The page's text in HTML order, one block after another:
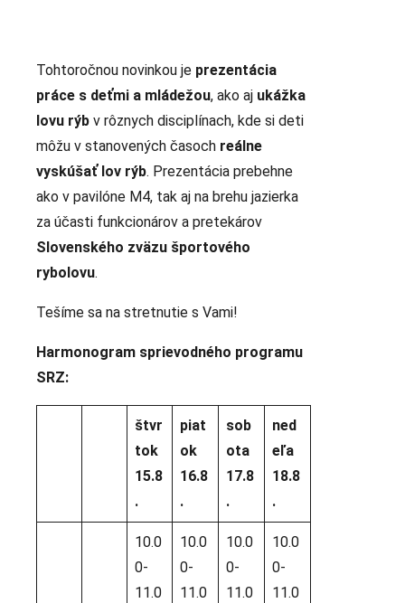
Tohtoročnou novinkou je prezentácia
práce s deťmi a mládežou, ako aj ukážka
lovu rýb v rôznych disciplínach, kde si deti
môžu v stanovených časoch reálne
vyskúšať lov rýb. Prezentácia prebehne
ako v pavilóne M4, tak aj na brehu jazierka
za účasti funkcionárov a pretekárov
Slovenského zväzu športového
rybolovu.
Tešíme sa na stretnutie s Vami!
Harmonogram sprievodného programu
SRZ:
štvr
tok
15.8
.
piat
ok
16.8
.
sob
ota
17.8
.
ned
eľa
18.8
.
10.0
0-
11.0
10.0
0-
11.0
10.0
0-
11.0
10.0
0-
11.0